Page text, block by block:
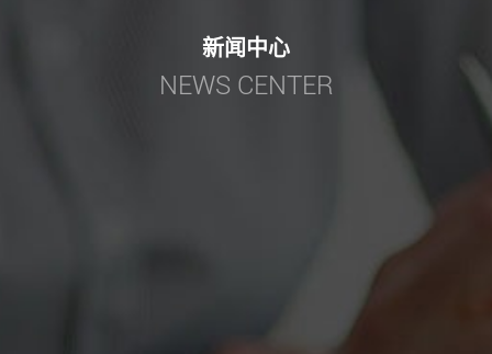
新闻中心
NEWS CENTER